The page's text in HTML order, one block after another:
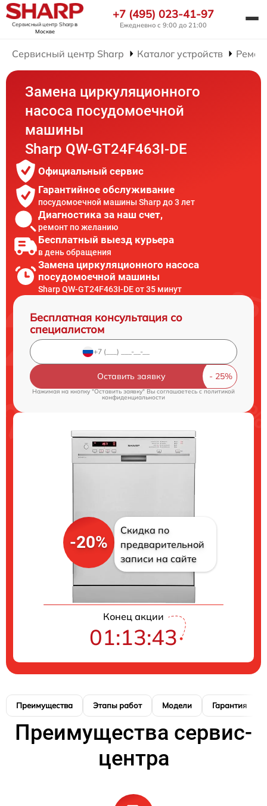
Сервисный центр Sharpв
Москве
+7 (495) 023-41-97
Ежедневно с 9:00 до 21:00
Сервисный центр Sharp Каталог устройств
Замена циркуляционного
насоса посудомоечной
машины
Sharp QW-GT24F463I-DE
Официальный сервис
Гарантийное обслуживание
посудомоечной машины Sharp до 3 лет
Диагностика за наш счет,
ремонт по желанию
Бесплатный выезд курьера
в день обращения
Замена циркуляционного насоса
посудомоечной машины
Sharp QW-GT24F463I-DE от 35 минут
Бесплатная консультация со
специалистом
Оставить заявку
Нажимая на кнопку "Оставить заявку" Вы соглашаетесь cполитикой
конфиденциальности
-20%
Скидка по
предварительной
записи на сайте
Конец акции
01:13:41
Преимущества Этапы работ Модели Гарантия
Преимущества сервис-
центра